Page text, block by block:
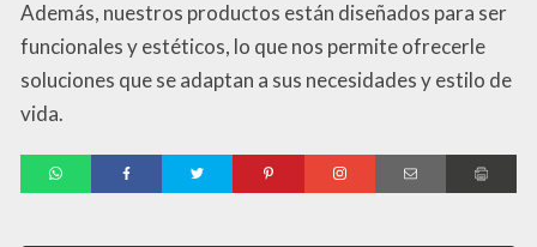
Además, nuestros productos están diseñados para ser
funcionales y estéticos, lo que nos permite ofrecerle
soluciones que se adaptan a sus necesidades y estilo de
vida.